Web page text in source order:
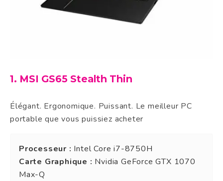
1. MSI GS65 Stealth Thin
Élégant. Ergonomique. Puissant. Le meilleur PC
portable que vous puissiez acheter
Processeur : Intel Core i7-8750H
Carte Graphique : Nvidia GeForce GTX 1070
Max-Q